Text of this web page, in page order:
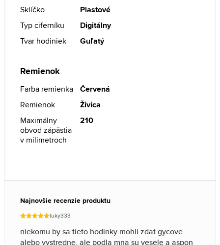
Sklíčko
Plastové
Typ ciferníku
Digitálny
Tvar hodiniek
Guľatý
Remienok
Farba remienka
Červená
Remienok
Živica
Maximálny
obvod zápästia
v milimetroch
210
Najnovšie recenzie produktu
luky333
niekomu by sa tieto hodinky mohli zdat gycove
alebo vystredne, ale podla mna su vesele a aspon